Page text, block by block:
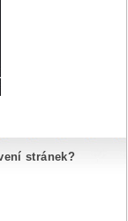
stránek?